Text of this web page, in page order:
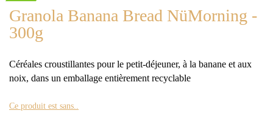
Granola Banana Bread NüMorning -
300g
Céréales croustillantes pour le petit-déjeuner, à la banane et aux
noix, dans un emballage entièrement recyclable
Ce produit est sans..